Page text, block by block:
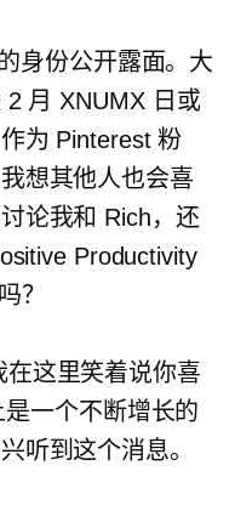
身份公开露面。大
月 XNUMX 日或
为 Pinterest 粉
想其他人也会喜
论我和 Rich，还
Productivity
？
这里笑着说你喜
一个不断增长的
听到这个消息。